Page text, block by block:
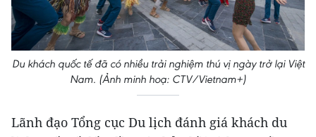
Du khách quốc tế đã có nhiều trải nghiệm thú vị ngày trở lại Việt
Nam. (Ảnh minh hoạ: CTV/Vietnam+)
Lãnh đạo Tổng cục Du lịch đánh giá khách du